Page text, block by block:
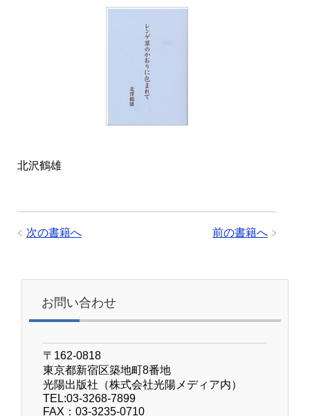
北沢鶴雄
前の書籍へ
次の書籍へ
お問い合わせ
〒162-0818
東京都新宿区築地町8番地
光陽出版社（株式会社光陽メディア内）
TEL:03-3268-7899
FAX：03-3235-0710